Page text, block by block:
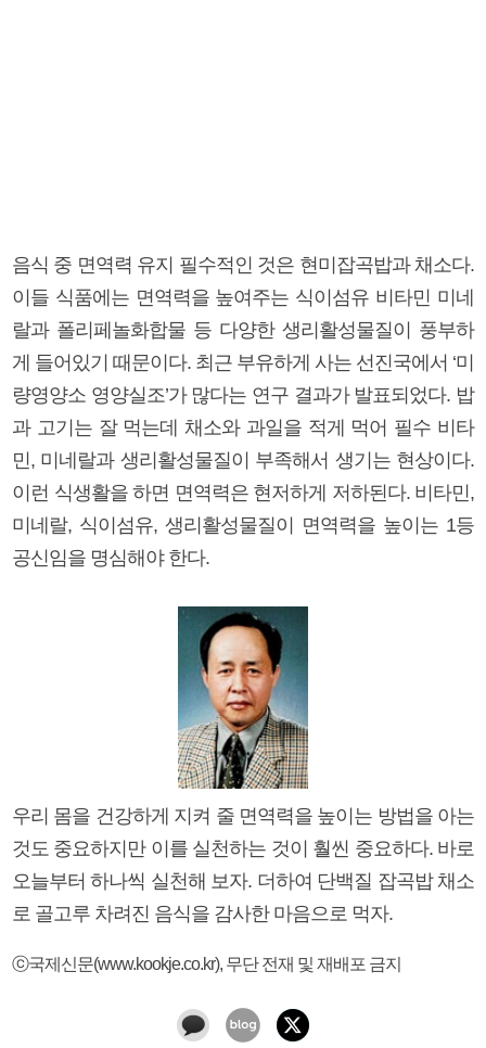
음식 중 면역력 유지 필수적인 것은 현미잡곡밥과 채소다.
이들 식품에는 면역력을 높여주는 식이섬유 비타민 미네
랄과 폴리페놀화합물 등 다양한 생리활성물질이 풍부하
게 들어있기 때문이다. 최근 부유하게 사는 선진국에서 ‘미
량영양소 영양실조’가 많다는 연구 결과가 발표되었다. 밥
과 고기는 잘 먹는데 채소와 과일을 적게 먹어 필수 비타
민, 미네랄과 생리활성물질이 부족해서 생기는 현상이다.
이런 식생활을 하면 면역력은 현저하게 저하된다. 비타민,
미네랄, 식이섬유, 생리활성물질이 면역력을 높이는 1등
공신임을 명심해야 한다.
우리 몸을 건강하게 지켜 줄 면역력을 높이는 방법을 아는
것도 중요하지만 이를 실천하는 것이 훨씬 중요하다. 바로
오늘부터 하나씩 실천해 보자. 더하여 단백질 잡곡밥 채소
로 골고루 차려진 음식을 감사한 마음으로 먹자.
ⓒ국제신문(www.kookje.co.kr), 무단 전재 및 재배포 금지